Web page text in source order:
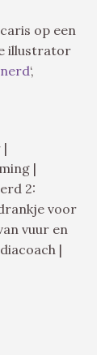
op een
illustrator
‘,
|
|
2:
voor
vuur en
|